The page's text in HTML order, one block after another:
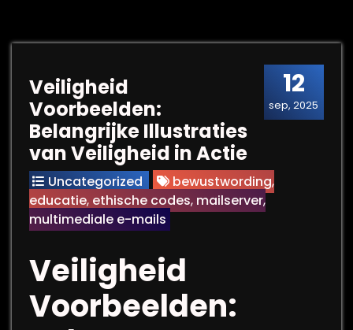
12
sep, 2025
Veiligheid
Voorbeelden:
Belangrijke Illustraties
van Veiligheid in Actie
Uncategorized bewustwording,
educatie, ethische codes, mailserver,
multimediale e-mails
Veiligheid
Voorbeelden: